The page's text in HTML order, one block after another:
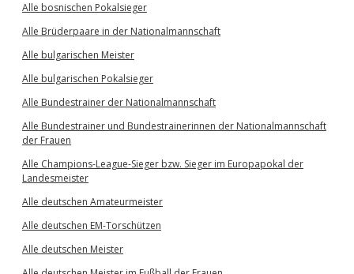
Alle bosnischen Pokalsieger
Alle Brüderpaare in der Nationalmannschaft
Alle bulgarischen Meister
Alle bulgarischen Pokalsieger
Alle Bundestrainer der Nationalmannschaft
Alle Bundestrainer und Bundestrainerinnen der Nationalmannschaft
der Frauen
Alle Champions-League-Sieger bzw. Sieger im Europapokal der
Landesmeister
Alle deutschen Amateurmeister
Alle deutschen EM-Torschützen
Alle deutschen Meister